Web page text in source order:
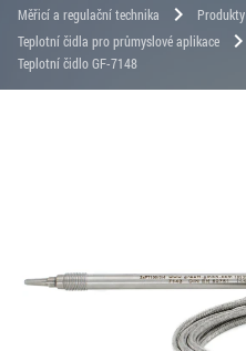
Měřicí a regulační technika chevron_right Produkty
Teplotní čidla pro průmyslové aplikace chevron_right
Teplotní čidlo GF-7148